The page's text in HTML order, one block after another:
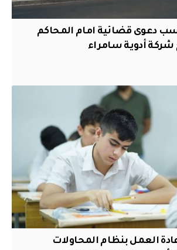
دعوى قضائية امام المحاكم
شركة أدوية سامراء
العمل بنظام المحاولات